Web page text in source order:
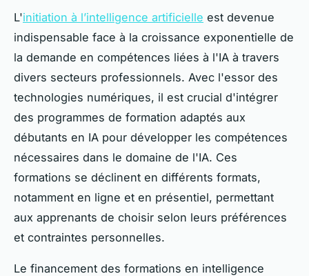
L'initiation à l’intelligence artificielle est devenue
indispensable face à la croissance exponentielle de
la demande en compétences liées à l'IA à travers
divers secteurs professionnels. Avec l'essor des
technologies numériques, il est crucial d'intégrer
des programmes de formation adaptés aux
débutants en IA pour développer les compétences
nécessaires dans le domaine de l'IA. Ces
formations se déclinent en différents formats,
notamment en ligne et en présentiel, permettant
aux apprenants de choisir selon leurs préférences
et contraintes personnelles.
Le financement des formations en intelligence